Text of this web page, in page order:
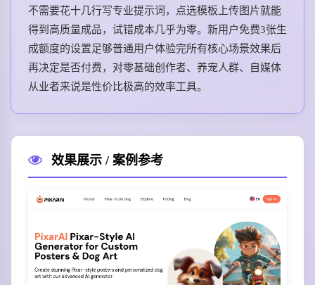
不需要花十几行写专业提示词，点选模板上传图片就能
得到高质量成品，试错成本几乎为零。新用户免费3张生
成额度的设置足够普通用户体验完所有核心场景效果后
再决定是否付费，对零基础创作者、养宠人群、自媒体
从业者来说是性价比极高的效率工具。
效果展示 / 案例参考